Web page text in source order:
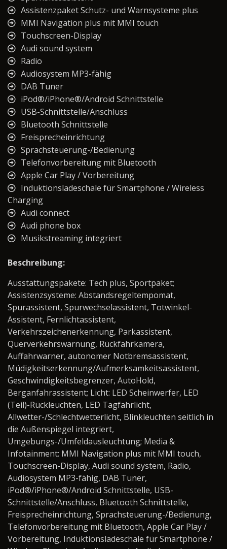
Assistenzpaket Schutz- und Warnsysteme plus
MMI Navigation plus mit MMI touch
Touchscreen-Display
Audi sound system
Radio
Audiosystem MP3-fähig
DAB Tuner
iPod®/iPhone®/Android Schnittstelle
USB-Schnittstelle/Anschluss
Bluetooth Schnittstelle
Freisprecheinrichtung
Sprachsteuerung-/Bedienung
Telefonvorbereitung mit Bluetooth
Apple Car Play / Vorbereitung
Induktionsladeschale für Smartphone / Wireless
Charging
Audi connect
Audi phone box
Musikstreaming integriert
Beschreibung:
Ausstattungspakete: Tech plus, Sportpaket;
Assistenzsysteme: Abstandsregeltempomat,
Spurassistent, Spurwechselassistent, Totwinkel-
Assistent, Fernlichtassistent,
Verkehrszeichenerkennung, Parkassistent,
Querverkehrswarnung, Rückfahrkamera,
Auffahrwarner, autonomer Notbremsassistent,
Müdigkeitserkennung/Aufmerksamkeitsassistent,
Geschwindigkeitsbegrenzer, AutoHold,
Berganfahrassistent; Licht: LED Scheinwerfer, LED
(Teil)-Rückleuchten, LED Tagfahrlicht,
Allwetter-/Schlechtwetterlicht, Blinkleuchten seitlich in
die Außenspiegel integriert,
Umgebungs-/Umfeldausleuchtung; Media &
Infotainment: MMI Navigation plus mit MMI touch,
Touchscreen-Display, Audi sound system, Radio,
Audiosystem MP3-fähig, DAB Tuner,
iPod®/iPhone®/Android Schnittstelle, USB-
Schnittstelle/Anschluss, Bluetooth Schnittstelle,
Freisprecheinrichtung, Sprachsteuerung-/Bedienung,
Telefonvorbereitung mit Bluetooth, Apple Car Play /
Vorbereitung, Induktionsladeschale für Smartphone /